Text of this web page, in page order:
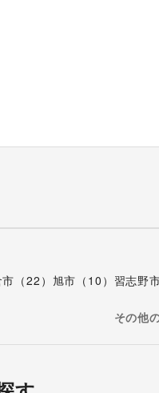
（22） 旭市（10） 習志野
その他